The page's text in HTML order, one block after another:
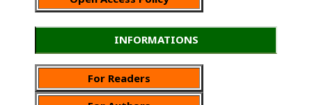
INFORMATIONS
For Readers